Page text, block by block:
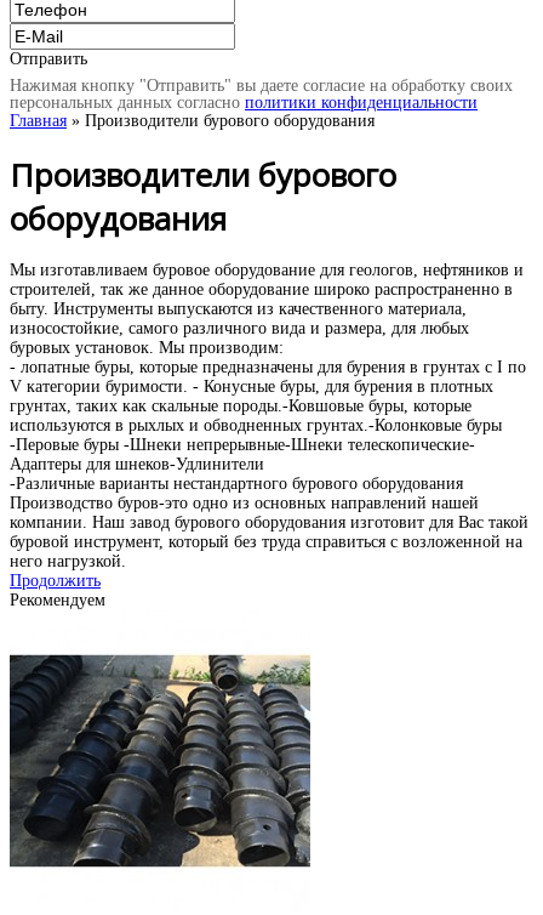
Отправить
Нажимая кнопку "Отправить" вы даете согласие на обработку своих
персональных данных согласно политики конфиденциальности
Главная » Производители бурового оборудования
Производители бурового
оборудования
Мы изготавливаем буровое оборудование для геологов, нефтяников и
строителей, так же данное оборудование широко распространенно в
быту. Инструменты выпускаются из качественного материала,
износостойкие, самого различного вида и размера, для любых
буровых установок. Мы производим:
- лопатные буры, которые предназначены для бурения в грунтах с I по
V категории буримости. - Конусные буры, для бурения в плотных
грунтах, таких как скальные породы.-Ковшовые буры, которые
используются в рыхлых и обводненных грунтах.-Колонковые буры
-Перовые буры -Шнеки непрерывные-Шнеки телескопические-
Адаптеры для шнеков-Удлинители
-Различные варианты нестандартного бурового оборудования
Производство буров-это одно из основных направлений нашей
компании. Наш завод бурового оборудования изготовит для Вас такой
буровой инструмент, который без труда справиться с возложенной на
него нагрузкой.
Продолжить
Рекомендуем